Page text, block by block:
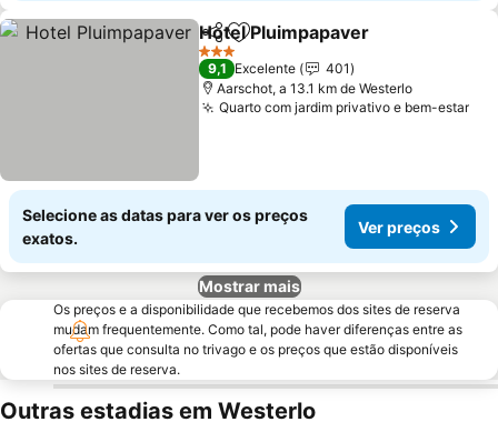
PartilharAdicionar aos favoritos
Hotel Pluimpapaver
3 Estrelas
9,1 Excelente
401
Aarschot, a 13.1 km de Westerlo
Quarto com jardim privativo e bem-estar
Selecione as datas para ver os preços
exatos.
Ver preços
Mostrar mais
Os preços e a disponibilidade que recebemos dos sites de reserva
mudam frequentemente. Como tal, pode haver diferenças entre as
ofertas que consulta no trivago e os preços que estão disponíveis
nos sites de reserva.
Outras estadias em Westerlo